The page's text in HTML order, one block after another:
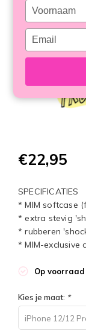
€22,95
SPECIFICATIES
* MIM softcase
* extra stevig
* rubberen
* MIM-exclusive
Op voorraad
Kies je maat: *
iPhone 12/12
Type
your
name
Type
your
email